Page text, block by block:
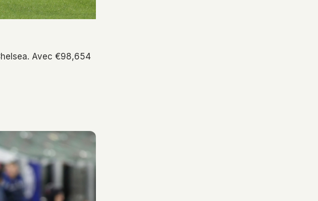
Avec €98,654